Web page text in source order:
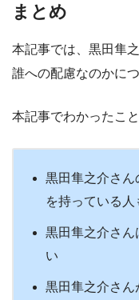
まとめ
本記事では、黒田隼
誰への配慮なのかに
本記事でわかったこ
黒田隼之介さん
を持っている人
黒田隼之介さん
い
黒田隼之介さ